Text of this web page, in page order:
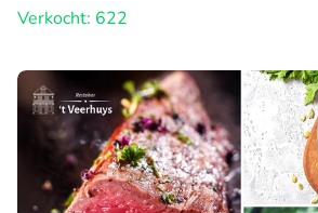
Verkocht: 622